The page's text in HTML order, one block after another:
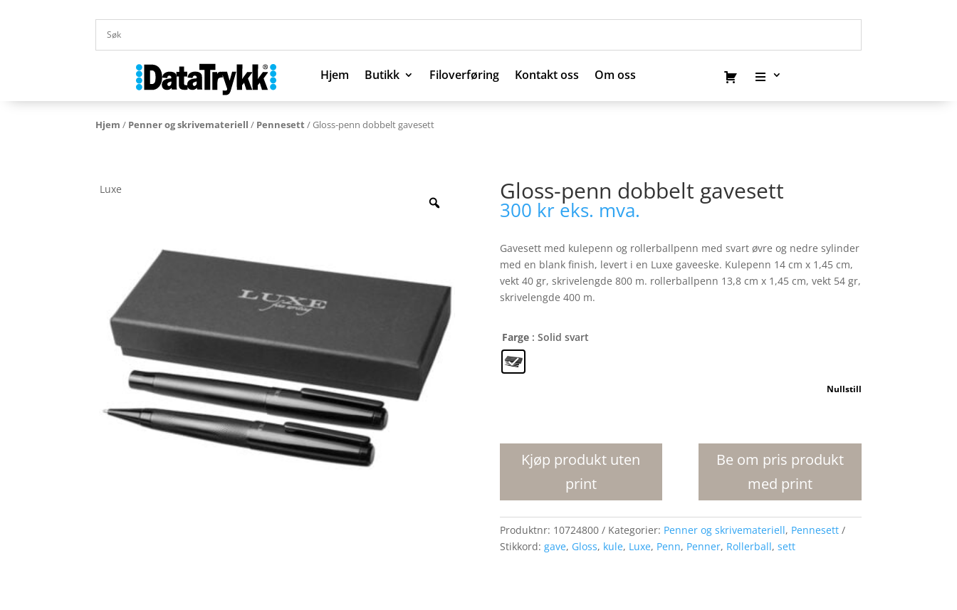
Hjem Butikk Filoverføring Kontakt oss Om oss
Hjem Butikk Filoverføring Kontakt oss Om oss
Hjem / Penner og skrivemateriell / Pennesett / Gloss-penn dobbelt gavesett
Luxe Gloss-penn dobbelt gavesett
300 kr eks. mva.
Gavesett med kulepenn og rollerballpenn med svart øvre og nedre sylinder
med en blank finish, levert i en Luxe gaveeske. Kulepenn 14 cm x 1,45 cm,
vekt 40 gr, skrivelengde 800 m. rollerballpenn 13,8 cm x 1,45 cm, vekt 54 gr,
skrivelengde 400 m.
Farge : Solid svart
Nullstill
dobbelt
gavesett
Kjøp produkt uten
print
Be om pris produkt
med print
Produktnr: 10724800 Kategorier: Penner og skrivemateriell, Pennesett
Stikkord: gave, Gloss, kule, Luxe, Penn, Penner, Rollerball, sett